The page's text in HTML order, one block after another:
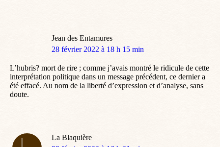
Jean des Entamures
dit
28 février 2022 à 18 h 15 min
L’hubris? mort de rire ; comme j’avais montré le ridicule de cette
interprétation politique dans un message précédent, ce dernier a
été effacé. Au nom de la liberté d’expression et d’analyse, sans
doute.
La Blaquière